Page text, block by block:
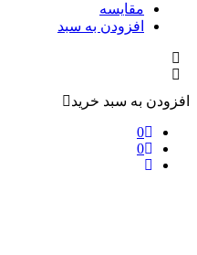
مقایسه
افزودن به سبد
افزودن به سبد خرید
0
0